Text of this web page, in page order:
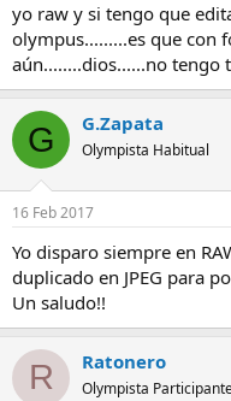
yo raw y si tengo que
olympus.........es que con
aún........dios......no tengo
G G.Zapata
Olympista Habitual
16 Feb 2017
Yo disparo siempre en
duplicado en JPEG para
Un saludo!!
R Ratonero
Olympista